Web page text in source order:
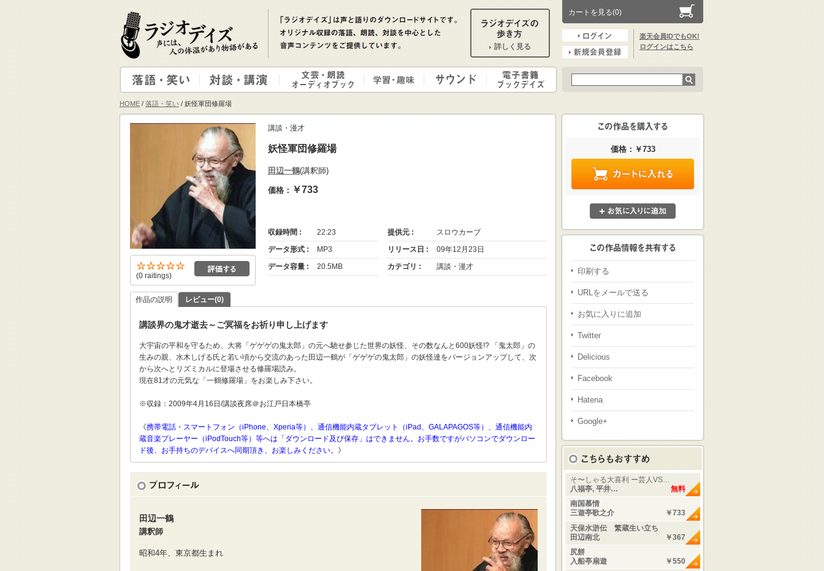
詳しく見る
カートを見る(0)
楽天会員IDでもOK!
ログインはこちら
HOME / 落語・笑い / 妖怪軍団修羅場
(0 raitings)
講談・漫才
妖怪軍団修羅場
田辺一鶴(講釈師)
価格： ￥733
収録時間 :
22:23
データ形式 :
MP3
データ容量 :
20.5MB
提供元 :
スロウカーブ
リリース日 :
09年12月23日
カテゴリ :
講談・漫才
作品の説明 レビュー(0)
講談界の鬼才逝去～ご冥福をお祈り申し上げます
大宇宙の平和を守るため、大将「ゲゲゲの鬼太郎」の元へ馳せ参じた世界の妖怪、その数なんと600妖怪!? 「鬼太郎」の
生みの親、水木しげる氏と若い頃から交流のあった田辺一鶴が「ゲゲゲの鬼太郎」の妖怪達をバージョンアップして、次
から次へとリズミカルに登場させる修羅場読み。
現在81才の元気な「一鶴修羅場」をお楽しみ下さい。
※収録：2009年4月16日/講談夜席＠お江戸日本橋亭
《携帯電話・スマートフォン（iPhone、Xperia等）、通信機能内蔵タブレット（iPad、GALAPAGOS等）、通信機能内
蔵音楽プレーヤー（iPodTouch等）等へは「ダウンロード及び保存」はできません。お手数ですがパソコンでダウンロー
ド後、お手持ちのデバイスへ同期頂き、お楽しみください。
》
田辺一鶴
講釈師
昭和4年、東京都生まれ
価格：￥733
印刷する
URLをメールで送る
お気に入りに追加
Twitter
Delicious
Facebook
Hatena
Google+
そ〜しゃる大喜利 ー芸人VS…
八福亭, 平井…
無料
南国慕情
三遊亭歌之介
￥733
天保水滸伝 繁蔵生い立ち
田辺南北
￥367
尻餅
入船亭扇遊
￥550